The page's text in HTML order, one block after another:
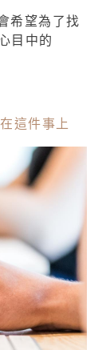
希望為了找
目中的
這件事上